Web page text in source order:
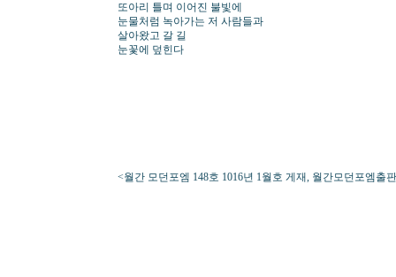
또아리 틀며 이어진 불빛에
눈물처럼 녹아가는 저 사람들과
살아왔고 갈 길
눈꽃에 덮힌다
<월간 모던포엠 148호 1016년 1월호 게재, 월간모던포엠출